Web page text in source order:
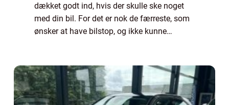
dækket godt ind, hvis der skulle ske noget
med din bil. For det er nok de færreste, som
ønsker at have bilstop, og ikke kunne
gåe...